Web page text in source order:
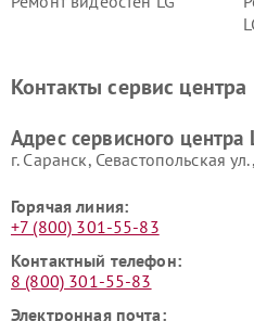
Ремонт морозильных камер
Контакты сервис центра
Адрес сервисного центра
г. Саранск, Севастопольская
Горячая линия:
+7 (800) 301-55-83
Контактный телефон:
8 (800) 301-55-83
Электронная почта: